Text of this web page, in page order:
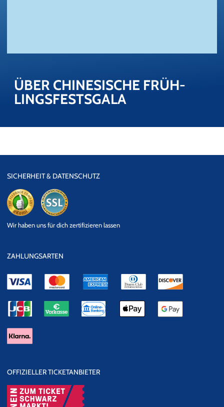
ÜBER CHI­NE­SI­SCHE FRÜH­
LINGS­FESTS­GA­LA
SICHERHEIT & DATENSCHUTZ
Datensicherheit
Wir haben uns für dich zertifizieren lassen
ZAHLUNGSARTEN
OFFIZIELLER TICKETANBIETER